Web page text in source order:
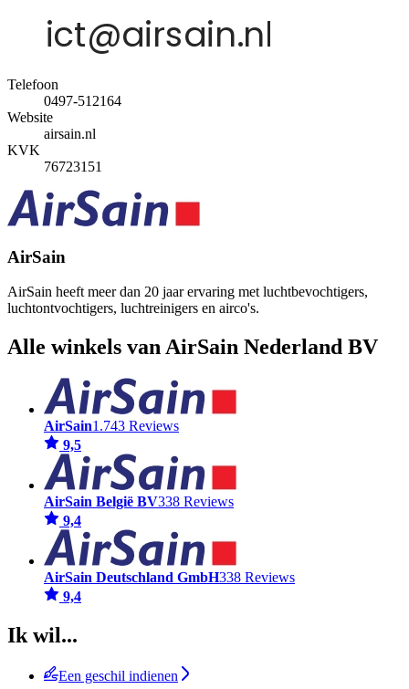
Telefoon
0497-512164
Website
airsain.nl
KVK
76723151
AirSain
AirSain heeft meer dan 20 jaar ervaring met luchtbevochtigers,
luchtontvochtigers, luchtreinigers en airco's.
Alle winkels van AirSain Nederland BV
AirSain1.743 Reviews
9,5
AirSain België BV338 Reviews
9,4
AirSain Deutschland GmbH338 Reviews
9,4
Ik wil...
Een geschil indienen